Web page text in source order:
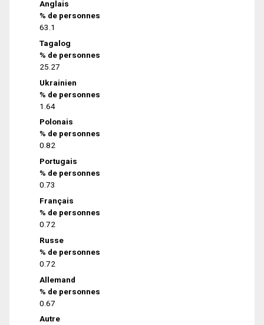
Anglais
% de personnes
63.1
Tagalog
% de personnes
25.27
Ukrainien
% de personnes
1.64
Polonais
% de personnes
0.82
Portugais
% de personnes
0.73
Français
% de personnes
0.72
Russe
% de personnes
0.72
Allemand
% de personnes
0.67
Autre